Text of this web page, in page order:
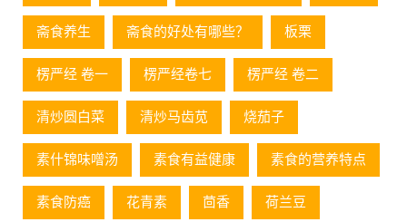
斋食养生 斋食的好处有哪些？ 板栗
楞严经 卷一 楞严经卷七 楞严经 卷二
清炒圆白菜 清炒马齿苋 烧茄子
素什锦味噌汤 素食有益健康 素食的营养特点
素食防癌 花青素 茴香 荷兰豆